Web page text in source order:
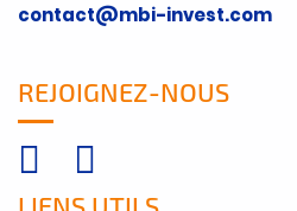
contact@mbi-invest.com
REJOIGNEZ-NOUS
LIENS UTILS